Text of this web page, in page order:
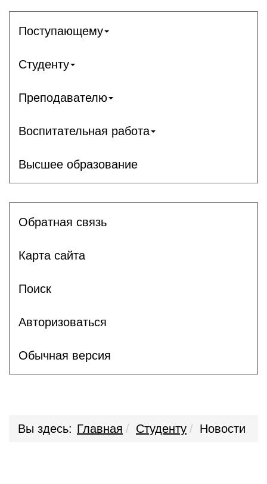
Поступающему
Студенту
Преподавателю
Воспитательная работа
Высшее образование
Обратная связь
Карта сайта
Поиск
Авторизоваться
Обычная версия
Вы здесь: Главная Студенту Новости